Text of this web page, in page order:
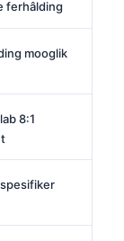
ferhâlding
mooglik
8:1